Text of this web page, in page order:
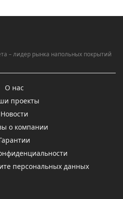
– лидер рынка напольных покрытий
О нас
проекты
Новости
о компании
персональных данных